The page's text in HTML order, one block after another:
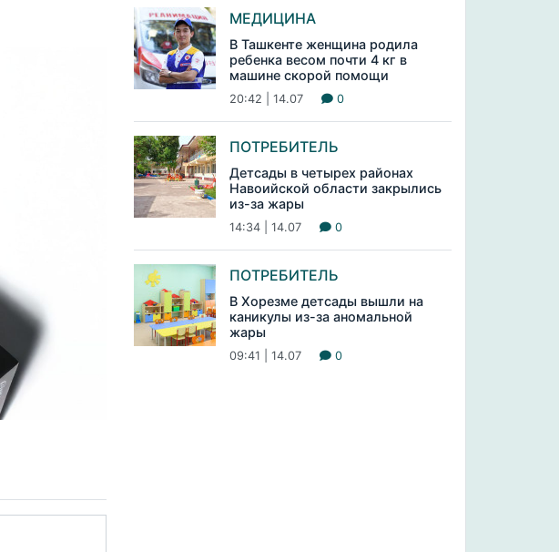
МЕДИЦИНА
В Ташкенте женщина родила
ребенка весом почти 4 кг в
машине скорой помощи
20:42 | 14.07 0
ПОТРЕБИТЕЛЬ
Детсады в четырех районах
Навоийской области закрылись
из-за жары
14:34 | 14.07 0
ПОТРЕБИТЕЛЬ
В Хорезме детсады вышли на
каникулы из-за аномальной
жары
09:41 | 14.07 0